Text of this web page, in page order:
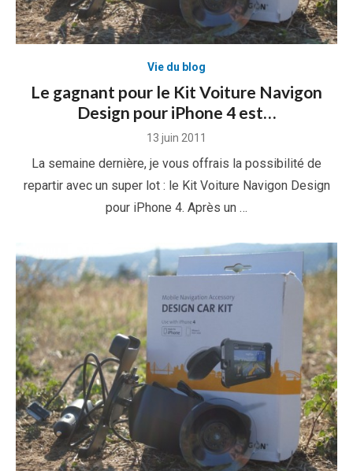
Vie du blog
Le gagnant pour le Kit Voiture Navigon
Design pour iPhone 4 est…
Posted
13 juin 2011
La semaine dernière, je vous offrais la possibilité de
repartir avec un super lot : le Kit Voiture Navigon Design
pour iPhone 4. Après un …